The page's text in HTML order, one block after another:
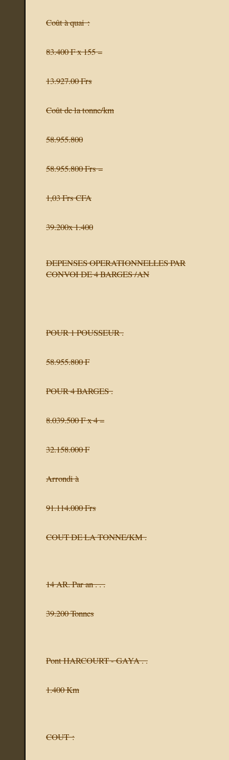
Coût à quai :
83.400 F x 155 =
13.927.00 Frs
Coût de la tonne/km
58.955.800
58.955.800 Frs =
1,03 Frs CFA
39.200x 1.400
DEPENSES OPERATIONNELLES PAR
CONVOI DE 4 BARGES /AN
POUR 1 POUSSEUR.
58.955.800 F
POUR 4 BARGES.
8.039.500 F x 4 =
32.158.000 F
Arrondi à
91.114.000 Frs
COUT DE LA TONNE/KM .
14 AR. Par an . . .
39.200 Tonnes
Pont HARCOURT - GAYA . .
1.400 Km
COUT :